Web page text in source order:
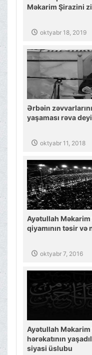
Məkarim Şirazini
oktyabr 18, 2019
Ərbəin
yaşaması rəva
oktyabr 11, 2018
Ayətullah
qiyamının təsir və
oktyabr 7, 2016
Ayətullah
hərəkatının
siyasi üslubu